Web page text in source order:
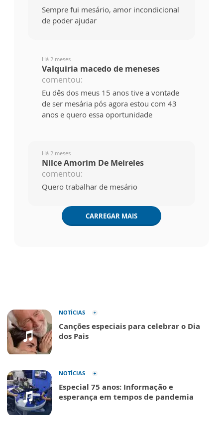
Sempre fui mesário, amor incondicional
de poder ajudar
Há 2 meses
Valquiria macedo de meneses
comentou:
Eu dês dos meus 15 anos tive a vontade
de ser mesária pós agora estou com 43
anos e quero essa oportunidade
Há 2 meses
Nilce Amorim De Meireles
comentou:
Quero trabalhar de mesário
CARREGAR MAIS
NOTÍCIAS
Canções especiais para celebrar o Dia
dos Pais
NOTÍCIAS
Especial 75 anos: Informação e
esperança em tempos de pandemia